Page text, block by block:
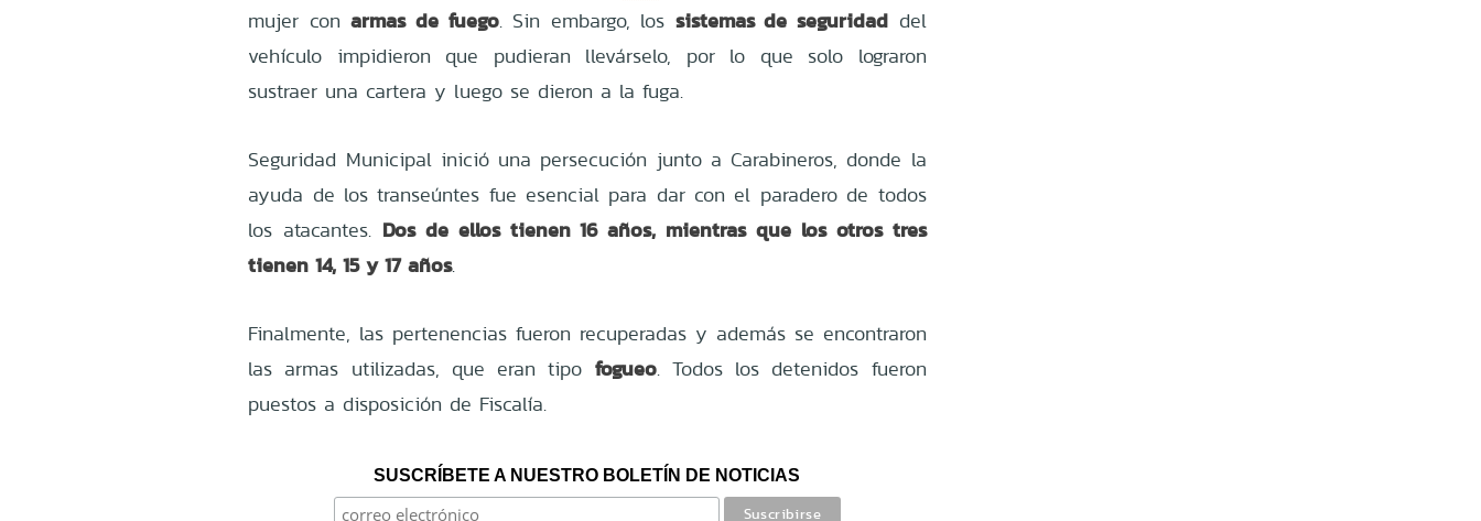
mujer conarmas de fuego. Sin embargo, los sistemas de seguridaddel
vehículo impidieron que pudieran llevárselo, por lo que solo lograron
sustraer una cartera y luego se dieron a la fuga.
Seguridad Municipal inició una persecución junto a Carabineros, donde la
ayuda de los transeúntes fue esencial para dar con el paradero de todos
los atacantes. Dos de ellos tienen 16 años, mientras que los otros tres
tienen 14, 15 y 17 años.
Finalmente, las pertenencias fueron recuperadas y además se encontraron
las armas utilizadas, que eran tipo fogueo. Todos los detenidos fueron
puestos a disposición de Fiscalía.
SUSCRÍBETE A NUESTRO BOLETÍN DE NOTICIAS